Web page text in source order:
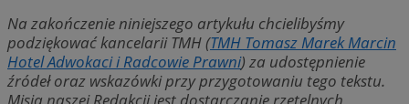
Na zakończenie niniejszego artykułu chcielibyśmy
podziękować kancelarii TMH (TMH Tomasz Marek Marcin
Hotel Adwokaci i Radcowie Prawni) za udostępnienie
źródeł oraz wskazówki przy przygotowaniu tego tekstu.
Misją naszej Redakcji jest dostarczanie rzetelnych